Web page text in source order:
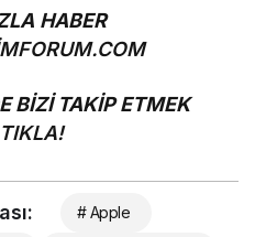
HABER
BİZİ TAKİP ETMEK
TIKLA!
# Apple